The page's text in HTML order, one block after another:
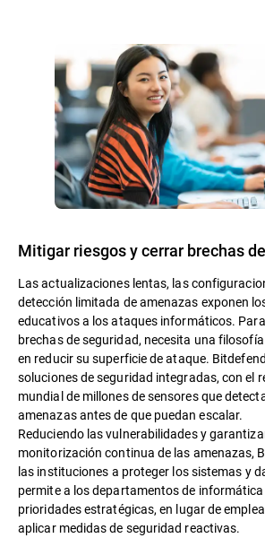
Mitigar riesgos y cerrar brechas
Las actualizaciones lentas, las
detección limitada de amenazas exponen
educativos a los ataques informáticos.
brechas de seguridad, necesita una
en reducir su superficie de ataque.
soluciones de seguridad integradas, con el
mundial de millones de sensores que
amenazas antes de que puedan escalar.
Reduciendo las vulnerabilidades y
monitorización continua de las amenazas,
las instituciones a proteger los sistemas y
permite a los departamentos de
prioridades estratégicas, en lugar de
aplicar medidas de seguridad reactivas.